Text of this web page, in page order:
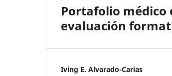
Portafolio médico
evaluación
Iving E. Alvarado-Carías